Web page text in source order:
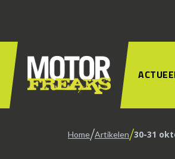
Home/Artikelen/30-31